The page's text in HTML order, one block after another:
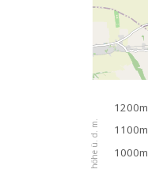
höhe ü. d. m. 1000m
1100m
1200m